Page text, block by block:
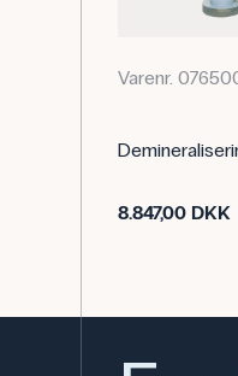
Varenr.
8.847,00 DKK